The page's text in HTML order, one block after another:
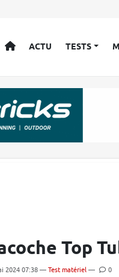
ACCUEIL
ACTU TESTS
Top
2024 07:38 — Test matériel — 0